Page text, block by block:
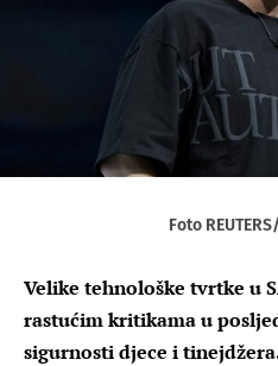
Foto
Velike tehnološke tvrtke u
rastućim kritikama u
sigurnosti djece i